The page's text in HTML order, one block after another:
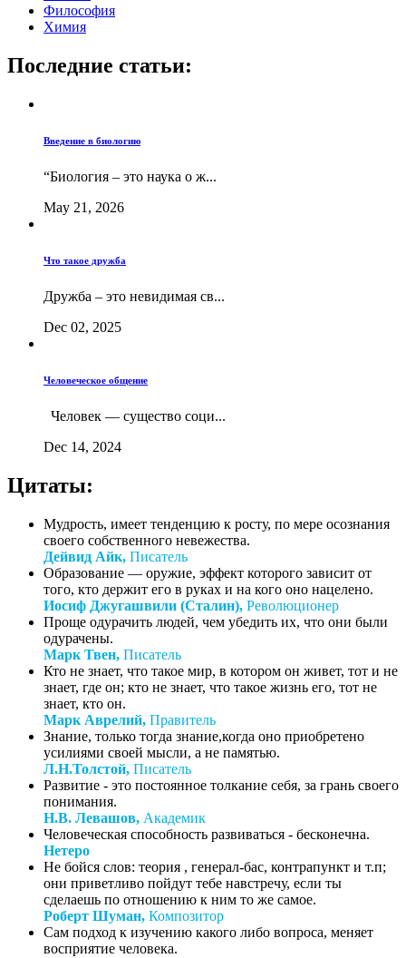
Философия
Химия
Последние статьи:
Введение в биологию
“Биология – это наука о ж...
May 21, 2026
Что такое дружба
Дружба – это невидимая св...
Dec 02, 2025
Человеческое общение
Человек — существо соци...
Dec 14, 2024
Цитаты:
Мудрость, имеет тенденцию к росту, по мере осознания
своего собственного невежества.
Дейвид Айк, Писатель
Образование — оружие, эффект которого зависит от
того, кто держит его в руках и на кого оно нацелено.
Иосиф Джугашвили (Сталин), Революционер
Проще одурачить людей, чем убедить их, что они были
одурачены.
Марк Твен, Писатель
Кто не знает, что такое мир, в котором он живет, тот и не
знает, где он; кто не знает, что такое жизнь его, тот не
знает, кто он.
Марк Аврелий, Правитель
Знание, только тогда знание,когда оно приобретено
усилиями своей мысли, а не памятью.
Л.Н.Толстой, Писатель
Развитие - это постоянное толкание себя, за грань своего
понимания.
Н.В. Левашов, Академик
Человеческая способность развиваться - бесконечна.
Нетеро
Не бойся слов: теория , генерал-бас, контрапункт и т.п;
они приветливо пойдут тебе навстречу, если ты
сделаешь по отношению к ним то же самое.
Роберт Шуман, Композитор
Сам подход к изучению какого либо вопроса, меняет
восприятие человека.